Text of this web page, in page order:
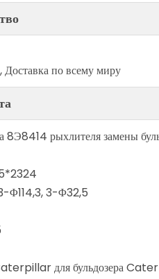
цена
Доставка по
8Э8414 рыхлителя замены
Φ114,3, 3-Φ32,5
для бульдозера